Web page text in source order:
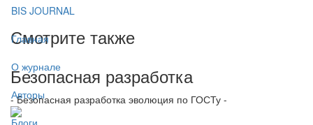
BIS JOURNAL
Главная
О журнале
Авторы
Блоги
Смотрите также
Безопасная разработка
- Безопасная разработка эволюция по ГОСТу -